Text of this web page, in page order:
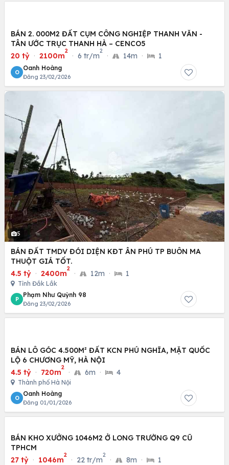
BÁN 2. 000M2 ĐẤT CỤM CÔNG NGHIỆP THANH VĂN -
TÂN ƯỚC TRỤC THANH HÀ – CENCO5
20 tỷ · 2100m
2
· 6 tr/m
2
· 14m · 1
O
Oanh Hoàng
Đăng 23/02/2026
5
BÁN ĐẤT TMDV ĐÓI DIỆN KĐT ÂN PHÚ TP BUÔN MA
THUỘT GIÁ TỐT.
4.5 tỷ · 2400m
2
· 12m · 1
Tỉnh Đắk Lắk
P
Phạm Như Quỳnh 98
Đăng 23/02/2026
BÁN LÔ GÓC 4.500M² ĐẤT KCN PHÚ NGHĨA, MẶT QUỐC
LỘ 6 CHƯƠNG MỸ, HÀ NỘI
4.5 tỷ · 720m
2
· 6m · 4
Thành phố Hà Nội
O
Oanh Hoàng
Đăng 01/01/2026
BÁN KHO XƯỞNG 1046M2 Ở LONG TRƯỜNG Q9 CŨ
TPHCM
27 tỷ · 1046m
2
· 22 tr/m
2
· 8m · 1